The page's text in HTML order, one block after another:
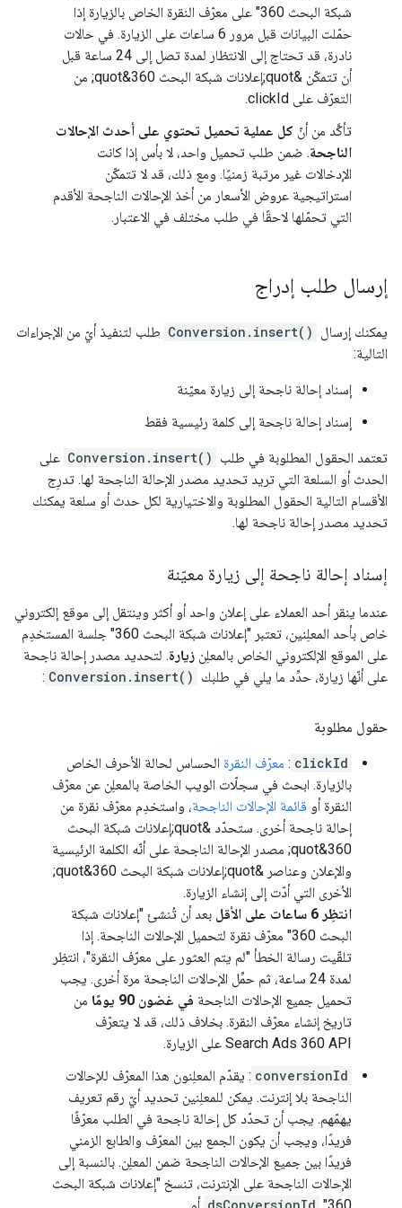
شبكة البحث 360" على معرّف النقرة الخاص بالزيارة إذا
حمّلت البيانات قبل مرور 6 ساعات على الزيارة. في حالات
نادرة، قد تحتاج إلى الانتظار لمدة تصل إلى 24 ساعة قبل
أن تتمكّن &quot;إعلانات شبكة البحث 360&quot; من
التعرّف على clickId.
تأكَّد من أنّ كل عملية تحميل تحتوي على أحدث الإحالات
الناجحة. ضمن طلب تحميل واحد، لا بأس إذا كانت
الإدخالات غير مرتبة زمنيًا. ومع ذلك، قد لا تتمكّن
استراتيجية عروض الأسعار من أخذ الإحالات الناجحة الأقدم
التي تحمّلها لاحقًا في طلب مختلف في الاعتبار.
إرسال طلب إدراج
يمكنك إرسال Conversion.insert() طلب لتنفيذ أيّ من الإجراءات
التالية:
إسناد إحالة ناجحة إلى زيارة معيّنة
إسناد إحالة ناجحة إلى كلمة رئيسية فقط
تعتمد الحقول المطلوبة في طلب Conversion.insert() على
الحدث أو السلعة التي تريد تحديد مصدر الإحالة الناجحة لها. تدرِج
الأقسام التالية الحقول المطلوبة والاختيارية لكل حدث أو سلعة يمكنك
تحديد مصدر إحالة ناجحة لها.
إسناد إحالة ناجحة إلى زيارة معيّنة
عندما ينقر أحد العملاء على إعلان واحد أو أكثر وينتقل إلى موقع إلكتروني
خاص بأحد المعلِنين، تعتبر "إعلانات شبكة البحث 360" جلسة المستخدِم
على الموقع الإلكتروني الخاص بالمعلِن زيارة. لتحديد مصدر إحالة ناجحة
على أنّها زيارة، حدِّد ما يلي في طلبك Conversion.insert()
:
حقول مطلوبة
clickId
: معرّف النقرة الحساس لحالة الأحرف الخاص
بالزيارة. ابحث في سجلّات الويب الخاصة بالمعلِن عن معرّف
النقرة أو قائمة الإحالات الناجحة، واستخدِم معرّف نقرة من
إحالة ناجحة أخرى. ستحدّد &quot;إعلانات شبكة البحث
360&quot; مصدر الإحالة الناجحة على أنّه الكلمة الرئيسية
والإعلان وعناصر &quot;إعلانات شبكة البحث 360&quot;
الأخرى التي أدّت إلى إنشاء الزيارة.
انتظِر 6 ساعات على الأقل
بعد أن تُنشئ "إعلانات شبكة
البحث 360" معرّف نقرة لتحميل الإحالات الناجحة. إذا
تلقّيت رسالة الخطأ "لم يتم العثور على معرّف النقرة"، انتظِر
لمدة 24 ساعة، ثم حمِّل الإحالات الناجحة مرة أخرى. يجب
تحميل جميع الإحالات الناجحة في غضون 90 يومًا
من
تاريخ إنشاء معرّف النقرة. بخلاف ذلك، قد لا يتعرّف
Search Ads 360 API على الزيارة.
conversionId : يقدّم المعلِنون هذا المعرّف للإحالات
الناجحة بلا إنترنت. يمكن للمعلِنين تحديد أيّ رقم تعريف
يهمّهم. يجب أن تحدّد كل إحالة ناجحة في الطلب معرّفًا
فريدًا، ويجب أن يكون الجمع بين المعرّف والطابع الزمني
فريدًا بين جميع الإحالات الناجحة ضمن المعلِن. بالنسبة إلى
الإحالات الناجحة على الإنترنت، تنسخ "إعلانات شبكة البحث